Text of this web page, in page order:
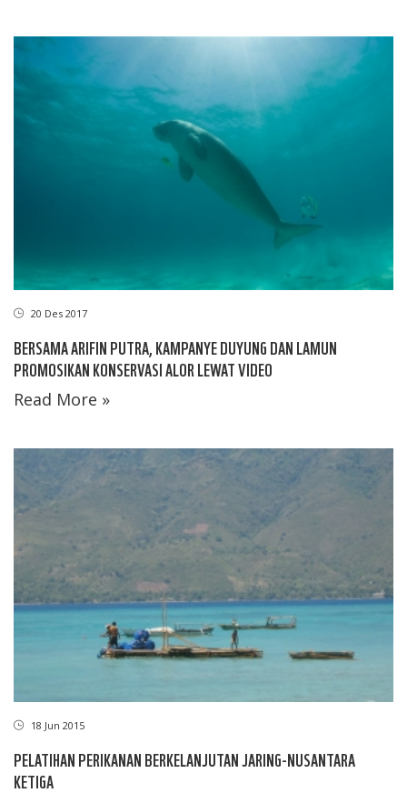
20 Des 2017
BERSAMA ARIFIN PUTRA, KAMPANYE DUYUNG DAN LAMUN
PROMOSIKAN KONSERVASI ALOR LEWAT VIDEO
Read More »
18 Jun 2015
PELATIHAN PERIKANAN BERKELANJUTAN JARING-NUSANTARA
KETIGA